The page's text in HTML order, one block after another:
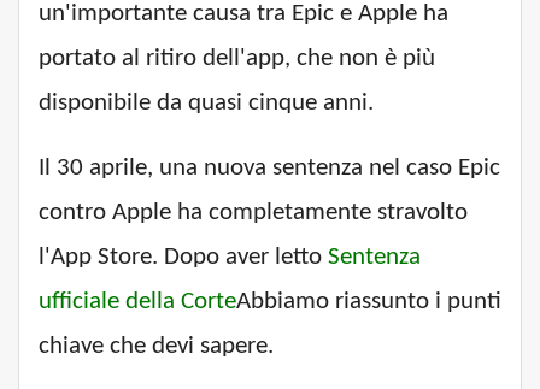
un'importante causa tra Epic e Apple ha
portato al ritiro dell'app, che non è più
disponibile da quasi cinque anni.
Il 30 aprile, una nuova sentenza nel caso Epic
contro Apple ha completamente stravolto
l'App Store. Dopo aver letto Sentenza
ufficiale della CorteAbbiamo riassunto i punti
chiave che devi sapere.